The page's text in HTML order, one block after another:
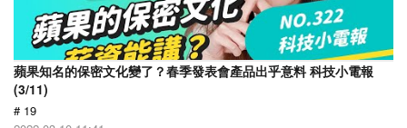
蘋果知名的保密文化變了？春季發表會產品出乎意料 科技小電報
(3/11)
# 19